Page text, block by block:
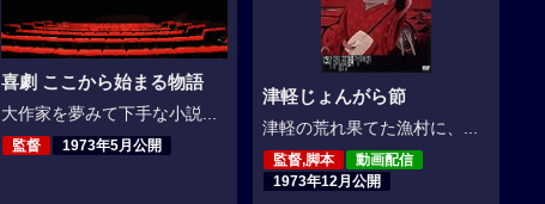
喜劇 ここから始まる物語
大作家を夢みて下手な小説...
監督 1973年5月公開
津軽じょんがら節
津軽の荒れ果てた漁村に、...
監督,脚本
動画配信
1973年12月公開